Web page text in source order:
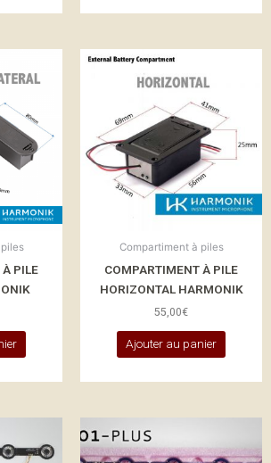
PILE
Compartiment à piles
COMPARTIMENT À PILE
HORIZONTAL HARMONIK
55,00€
Ajouter au panier
produit
produit